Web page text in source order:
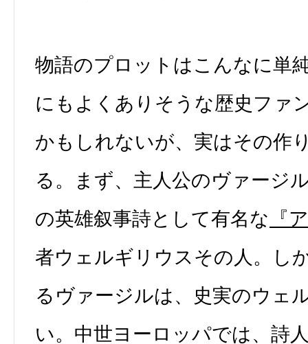
物語のプロットはこんなに単
にもよくありそうな歴史ファ
かもしれないが、実はその作
る。まず、主人公のヴァージ
の英雄叙事詩として有名な 『
者ウェルギリウスその人。し
るヴァージルは、史実のウェ
い。中世ヨーロッパでは、詩